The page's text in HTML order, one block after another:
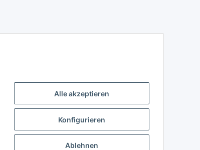
Alle akzeptieren
Konfigurieren
Ablehnen